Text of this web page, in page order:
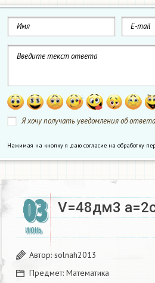
Я хочу получать уведомления об
Нажимая на кнопку я даю согласие на обработку
03
ИЮНЬ
V=48дм3
Автор: solnah2013
Предмет: Математика